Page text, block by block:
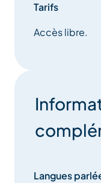
Tarifs
Accès libre.
Langues